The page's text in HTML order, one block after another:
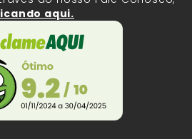
aqui.